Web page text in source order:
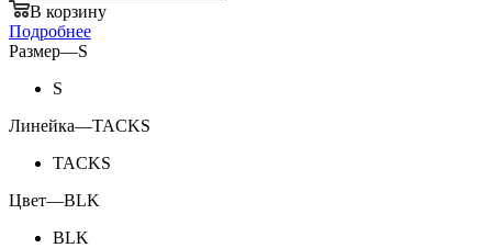
В корзину
Подробнее
Размер—S
S
Линейка—TACKS
TACKS
Цвет—BLK
BLK